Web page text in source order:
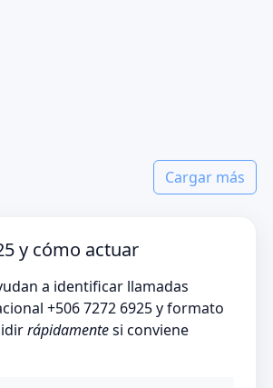
Cargar más
y cómo actuar
a identificar llamadas
+506 7272 6925 y formato
rápidamentesi conviene